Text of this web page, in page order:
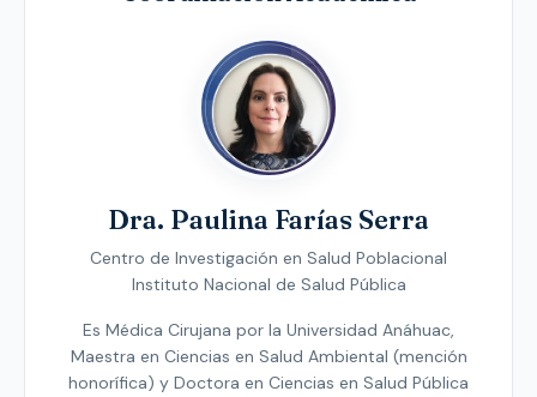
Dra. Paulina Farías Serra
Centro de Investigación en Salud Poblacional
Instituto Nacional de Salud Pública
Es Médica Cirujana por la Universidad Anáhuac,
Maestra en Ciencias en Salud Ambiental (mención
honorífica) y Doctora en Ciencias en Salud Pública